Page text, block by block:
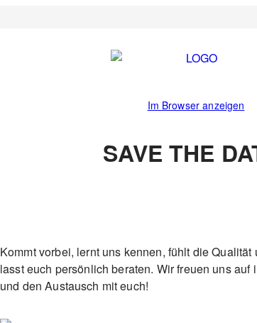
Im Browser anzeigen
SAVE THE
Kommt vorbei, lernt uns kennen, fühlt die Qualität
lasst euch persönlich beraten. Wir freuen uns auf
und den Austausch mit euch!